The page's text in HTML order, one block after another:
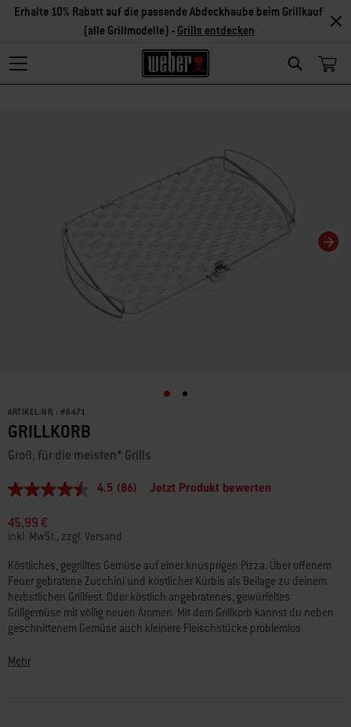
Search
Erhalte 10% Rabatt auf die passende Abdeckhaube beim Grillkauf
(alle Grillmodelle) - Grills entdecken
ARTIKEL-NR.: #6471
GRILLKORB
Groß, für die meisten* Grills
4.5
5
Sternen,
Durchschnittswert
der
Bewertung.
Read
86
Reviews.
Link
auf
Seite.
4.5 (86) Jetzt Produkt bewerten
45,99 €
inkl. MwSt., zzgl. Versand
Köstliches, gegrilltes Gemüse auf einer knusprigen Pizza. Über offenem
Feuer gebratene Zucchini und köstlicher Kürbis als Beilage zu deinem
herbstlichen Grillfest. Oder köstlich angebratenes, gewürfeltes
Grillgemüse mit völlig neuen Aromen. Mit dem Grillkorb kannst du neben
geschnittenem Gemüse auch kleinere Fleischstücke problemlos
Mehr